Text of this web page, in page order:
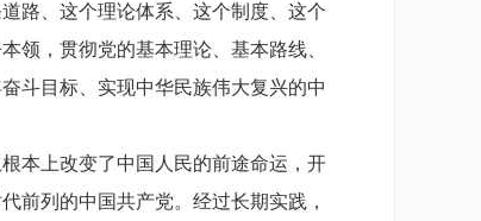
路、这个理论体系、这个制度、这个
领，贯彻党的基本理论、基本路线、
斗目标、实现中华民族伟大复兴的中
本上改变了中国人民的前途命运，开
前列的中国共产党。经过长期实践，